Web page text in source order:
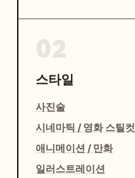
스타일
사진술
시네마틱 / 영화 스틸컷
애니메이션 / 만화
일러스트레이션